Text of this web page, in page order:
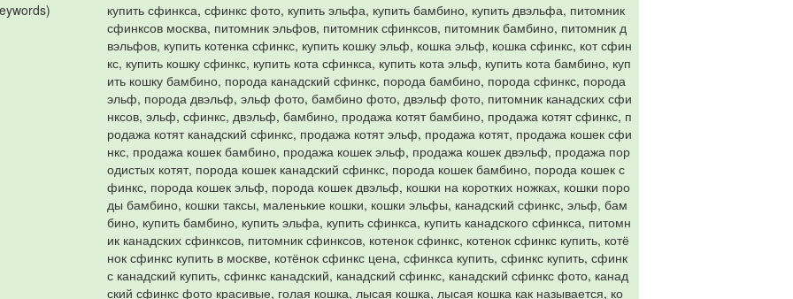
купить сфинкса, сфинкс фото, купить эльфа, купить бамбино, купить двэльфа, питомник
сфинксов москва, питомник эльфов, питомник сфинксов, питомник бамбино, питомник д
вэльфов, купить котенка сфинкс, купить кошку эльф, кошка эльф, кошка сфинкс, кот сфин
кс, купить кошку сфинкс, купить кота сфинкса, купить кота эльф, купить кота бамбино, куп
ить кошку бамбино, порода канадский сфинкс, порода бамбино, порода сфинкс, порода
эльф, порода двэльф, эльф фото, бамбино фото, двэльф фото, питомник канадских сфи
нксов, эльф, сфинкс, двэльф, бамбино, продажа котят бамбино, продажа котят сфинкс, п
родажа котят канадский сфинкс, продажа котят эльф, продажа котят, продажа кошек сфи
нкс, продажа кошек бамбино, продажа кошек эльф, продажа кошек двэльф, продажа пор
одистых котят, порода кошек канадский сфинкс, порода кошек бамбино, порода кошек с
финкс, порода кошек эльф, порода кошек двэльф, кошки на коротких ножках, кошки поро
ды бамбино, кошки таксы, маленькие кошки, кошки эльфы, канадский сфинкс, эльф, бам
бино, купить бамбино, купить эльфа, купить сфинкса, купить канадского сфинкса, питомн
ик канадских сфинксов, питомник сфинксов, котенок сфинкс, котенок сфинкс купить, котё
нок сфинкс купить в москве, котёнок сфинкс цена, сфинкса купить, сфинкс купить, сфинк
с канадский купить, сфинкс канадский, канадский сфинкс, канадский сфинкс фото, канад
ский сфинкс фото красивые, голая кошка, лысая кошка, лысая кошка как называется, ко